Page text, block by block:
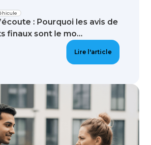
: Pourquoi les avis de
finaux sont le mo...
Lire l'article